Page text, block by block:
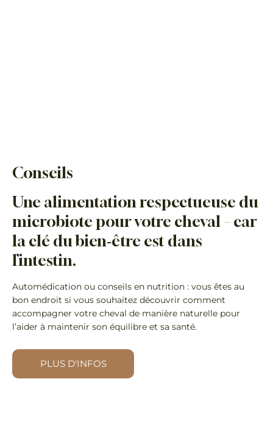
Conseils
Une alimentation respectueuse du
microbiote pour votre cheval – car
la clé du bien‑être est dans
l’intestin.
Automédication ou conseils en nutrition : vous êtes au
bon endroit si vous souhaitez découvrir comment
accompagner votre cheval de manière naturelle pour
l’aider à maintenir son équilibre et sa santé.
PLUS D'INFOS